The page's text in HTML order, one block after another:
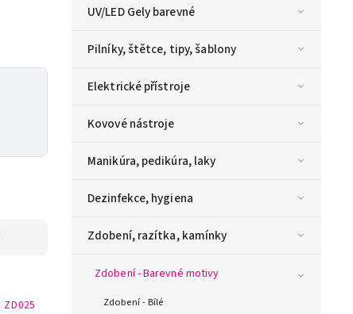
UV/LED Gely barevné
Pilníky, štětce, tipy, šablony
Elektrické přístroje
Kovové nástroje
Manikúra, pedikúra, laky
Dezinfekce, hygiena
Zdobení, razítka, kamínky
Zdobení - Barevné motivy
Zdobení - Bílé
ZD025